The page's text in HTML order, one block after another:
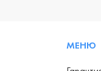
МЕНЮ